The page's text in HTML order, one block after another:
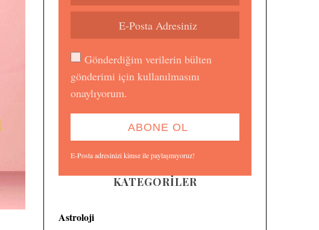
Gönderdiğim verilerin bülten
gönderimi için kullanılmasını
onaylıyorum.
E-Posta adresinizi kimse ile paylaşmıyoruz!
KATEGORILER
Astroloji